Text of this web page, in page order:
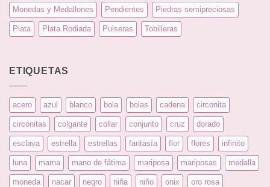
Monedas y Medallones Pendientes Piedras semipreciosas
Plata Plata Rodiada Pulseras Tobilleras
ETIQUETAS
acero azul blanco bola bolas cadena circonita
circonitas colgante collar conjunto cruz dorado
esclava estrella estrellas fantasía flor flores infinito
luna mama mano de fátima mariposa mariposas medalla
moneda nacar negro niña niño onix oro rosa